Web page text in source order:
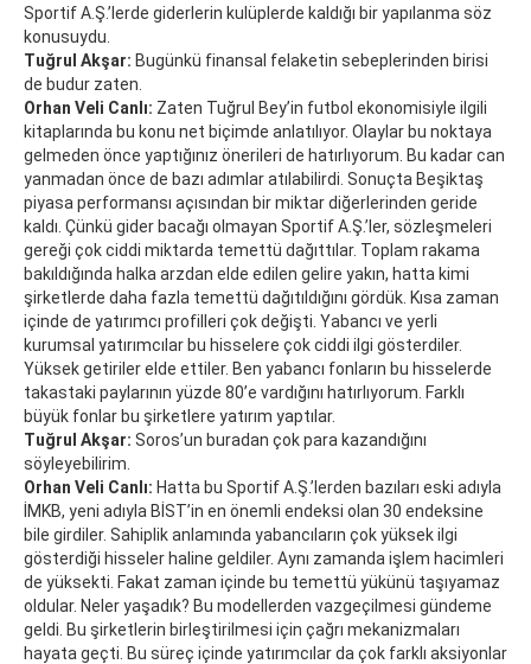
Sportif A.Ş.’lerde giderlerin kulüplerde kaldığı bir yapılanma söz
konusuydu.
Tuğrul Akşar: Bugünkü finansal felaketin sebeplerinden birisi
de budur zaten.
Orhan Veli Canlı: Zaten Tuğrul Bey’in futbol ekonomisiyle ilgili
kitaplarında bu konu net biçimde anlatılıyor. Olaylar bu noktaya
gelmeden önce yaptığınız önerileri de hatırlıyorum. Bu kadar can
yanmadan önce de bazı adımlar atılabilirdi. Sonuçta Beşiktaş
piyasa performansı açısından bir miktar diğerlerinden geride
kaldı. Çünkü gider bacağı olmayan Sportif A.Ş.’ler, sözleşmeleri
gereği çok ciddi miktarda temettü dağıttılar. Toplam rakama
bakıldığında halka arzdan elde edilen gelire yakın, hatta kimi
şirketlerde daha fazla temettü dağıtıldığını gördük. Kısa zaman
içinde de yatırımcı profilleri çok değişti. Yabancı ve yerli
kurumsal yatırımcılar bu hisselere çok ciddi ilgi gösterdiler.
Yüksek getiriler elde ettiler. Ben yabancı fonların bu hisselerde
takastaki paylarının yüzde 80’e vardığını hatırlıyorum. Farklı
büyük fonlar bu şirketlere yatırım yaptılar.
Tuğrul Akşar: Soros’un buradan çok para kazandığını
söyleyebilirim.
Orhan Veli Canlı: Hatta bu Sportif A.Ş.’lerden bazıları eski adıyla
İMKB, yeni adıyla BİST’in en önemli endeksi olan 30 endeksine
bile girdiler. Sahiplik anlamında yabancıların çok yüksek ilgi
gösterdiği hisseler haline geldiler. Aynı zamanda işlem hacimleri
de yüksekti. Fakat zaman içinde bu temettü yükünü taşıyamaz
oldular. Neler yaşadık? Bu modellerden vazgeçilmesi gündeme
geldi. Bu şirketlerin birleştirilmesi için çağrı mekanizmaları
hayata geçti. Bu süreç içinde yatırımcılar da çok farklı aksiyonlar